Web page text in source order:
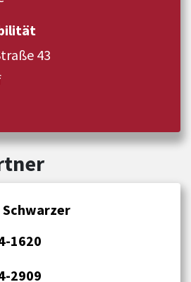
43
Schwarzer
1620
2909